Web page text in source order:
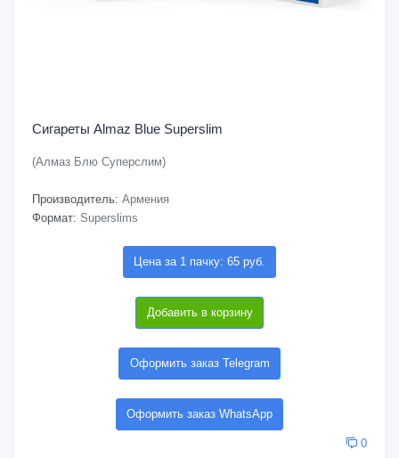
Сигареты Almaz Blue Superslim
(Алмаз Блю Суперслим)
Производитель: Армения
Формат: Superslims
Цена за 1 пачку: 65 руб.
Добавить в корзину
Оформить заказ Telegram
Оформить заказ WhatsApp
0